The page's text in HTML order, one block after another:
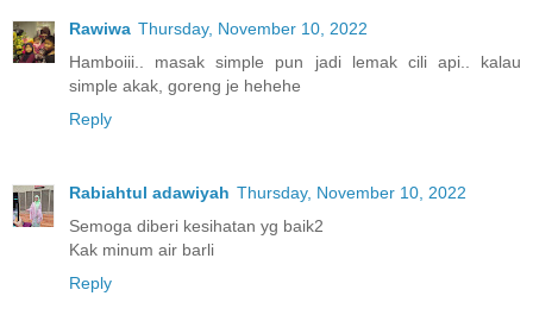
Rawiwa Thursday, November 10, 2022
Hamboiii.. masak simple pun jadi lemak cili api.. kalau
simple akak, goreng je hehehe
Reply
Rabiahtul adawiyah Thursday, November 10, 2022
Semoga diberi kesihatan yg baik2
Kak minum air barli
Reply